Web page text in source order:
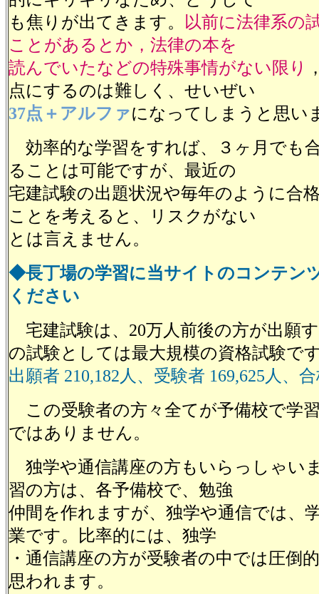
も焦りが出てきます。
以前に法律系の
ことがあるとか，法律の本を
読んでいたなどの特殊事情がない限り
点にするのは難しく、せいぜい
37点＋アルファになってしまうと思い
効率的な学習をすれば、３ヶ月でも
ることは可能ですが、最近の
宅建試験の出題状況や毎年のように合
ことを考えると、リスクがない
とは言えません。
◆長丁場の学習に当サイトのコンテン
ください
宅建試験は、20万人前後の方が出願
の試験としては最大規模の資格試験で
出願者 210,182人、受験者 169,625人、
この受験者の方々全てが予備校で学
ではありません。
独学や通信講座の方もいらっしゃい
習の方は、各予備校で、勉強
仲間を作れますが、独学や通信では、
業です。比率的には、独学
・通信講座の方が受験者の中では圧倒
思われます。